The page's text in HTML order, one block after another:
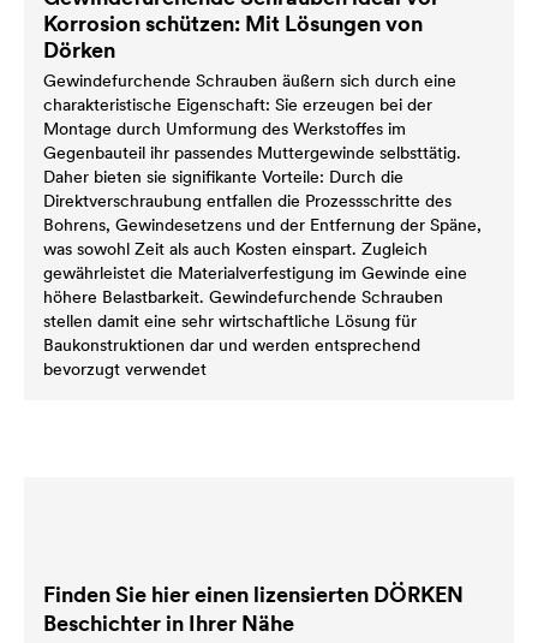
Korrosion schützen: Mit Lösungen von
Dörken
Gewindefurchende Schrauben äußern sich durch eine
charakteristische Eigenschaft: Sie erzeugen bei der
Montage durch Umformung des Werkstoffes im
Gegenbauteil ihr passendes Muttergewinde selbsttätig.
Daher bieten sie signifikante Vorteile: Durch die
Direktverschraubung entfallen die Prozessschritte des
Bohrens, Gewindesetzens und der Entfernung der Späne,
was sowohl Zeit als auch Kosten einspart. Zugleich
gewährleistet die Materialverfestigung im Gewinde eine
höhere Belastbarkeit. Gewindefurchende Schrauben
stellen damit eine sehr wirtschaftliche Lösung für
Baukonstruktionen dar und werden entsprechend
bevorzugt verwendet
Finden Sie hier einen lizensierten DÖRKEN
Beschichter in Ihrer Nähe